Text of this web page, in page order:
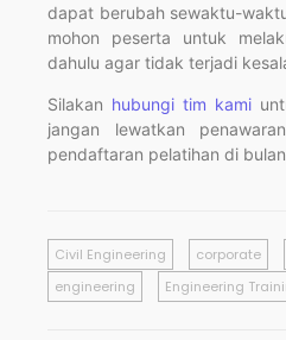
dapat berubah sewaktu-
mohon peserta untuk
dahulu agar tidak terjadi
Silakan hubungi tim kami
jangan lewatkan
pendaftaran pelatihan di
Civil Engineering corporate
engineering
Engineering